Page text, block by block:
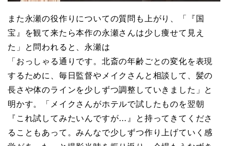
また永瀬の役作りについての質問も上がり、「『国
宝』を観て来たら本作の永瀬さんは少し痩せて見え
た」と問われると、永瀬は
「おっしゃる通りです。北斎の年齢ごとの変化を表現
するために、毎日監督やメイクさんと相談して、髪の
長さや体のラインを少しずつ調整していきました」と
明かす。「メイクさんがホテルで試したものを翌朝
『これ試してみたいんですが…』と持ってきてくださ
ることもあって。みんなで少しずつ作り上げていく感